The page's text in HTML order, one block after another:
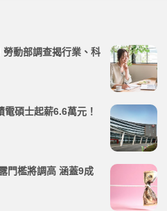
動部調查揭行業、科
電碩士起薪6.6萬元！
門檻將調高 涵蓋9成